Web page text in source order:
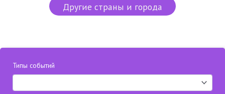
Другие страны и города
Типы событий